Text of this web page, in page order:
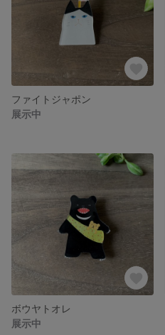
ファイトジャポン
展示中
ボウヤトオレ
展示中